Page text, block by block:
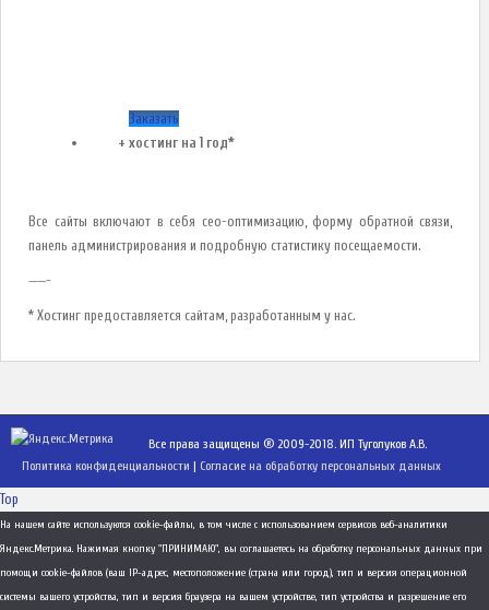
Заказать
+ хостинг на 1 год*
Все сайты включают в себя сео-оптимизацию, форму обратной связи,
панель администрирования и подробную статистику посещаемости.
——-
* Хостинг предоставляется сайтам, разработанным у нас.
Все права защищены ® 2009-2018. ИП Туголуков А.В.
Политика конфиденциальности | Согласие на обработку персональных данных
Top
На нашем сайте используются cookie-файлы, в том числе с использованием сервисов веб-аналитики
Яндекс.Метрика. Нажимая кнопку "ПРИНИМАЮ", вы соглашаетесь на обработку персональных данных при
помощи cookie-файлов (ваш IP-адрес, местоположение (страна или город), тип и версия операционной
системы вашего устройства, тип и версия браузера на вашем устройстве, тип устройства и разрешение его